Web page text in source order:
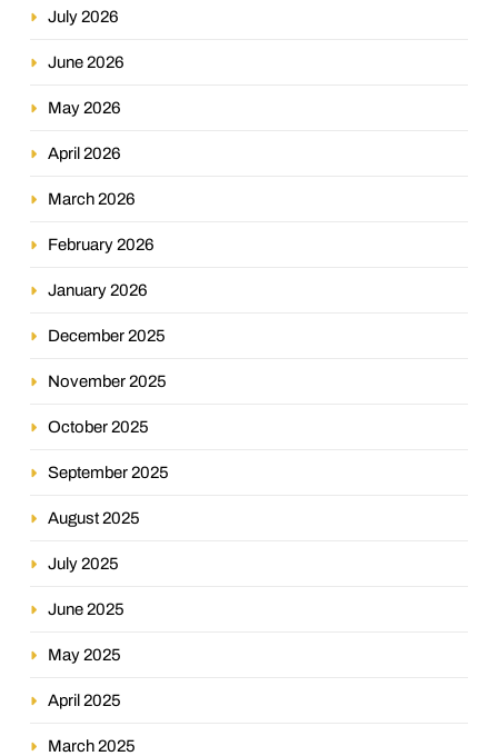
July 2026
June 2026
May 2026
April 2026
March 2026
February 2026
January 2026
December 2025
November 2025
October 2025
September 2025
August 2025
July 2025
June 2025
May 2025
April 2025
March 2025